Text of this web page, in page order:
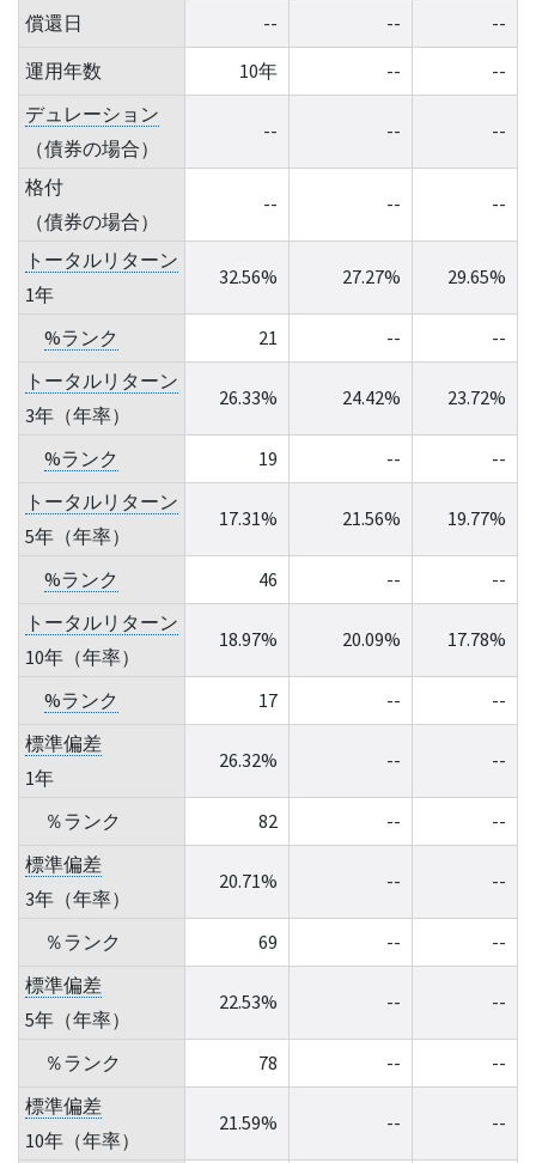
償還日 -- --
--
運用年数
10年 --
--
デュレーション
（債券の場合）
-- -- --
格付
（債券の場合）
-- -- --
トータルリターン
1年
32.56% 27.27% 29.65%
%ランク 21 --
--
トータルリターン
3年（年率）
26.33% 24.42% 23.72%
%ランク 19 --
--
トータルリターン
5年（年率）
17.31% 21.56% 19.77%
%ランク 46 --
--
トータルリターン
10年（年率）
18.97% 20.09% 17.78%
%ランク 17 --
--
標準偏差
1年
26.32% -- --
％ランク 82 --
--
標準偏差
3年（年率）
20.71% -- --
％ランク 69 --
--
標準偏差
5年（年率）
22.53% -- --
％ランク 78 --
--
標準偏差
10年（年率）
21.59% -- --